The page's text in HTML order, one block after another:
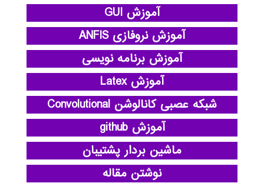
آموزش GUI
آموزش نروفازی ANFIS
آموزش برنامه نویسی
آموزش Latex
شبکه عصبی کانالوشن Convolutional
آموزش github
ماشین بردار پشتیبان
نوشتن مقاله